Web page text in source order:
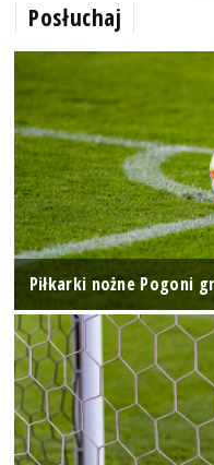
Posłuchaj
Piłkarki nożne Pogoni